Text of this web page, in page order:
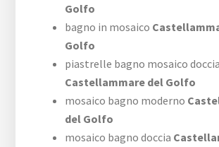
Golfo
bagno in mosaico
Golfo
piastrelle bagno mosaico doccia
Castellammare del Golfo
mosaico bagno moderno
del Golfo
mosaico bagno doccia